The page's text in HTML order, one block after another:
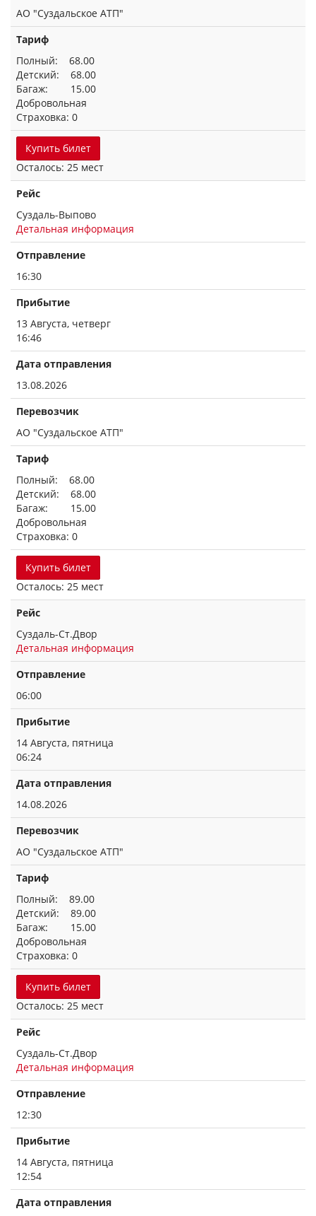
АО "Суздальское АТП"
Тариф
Полный: 68.00
Детский: 68.00
Багаж: 15.00
Добровольная
Страховка: 0
Купить билет
Осталось: 25 мест
Рейс
Суздаль-Выпово
Детальная информация
Отправление
16:30
Прибытие
13 Августа, четверг
16:46
Дата отправления
13.08.2026
Перевозчик
АО "Суздальское АТП"
Тариф
Полный: 68.00
Детский: 68.00
Багаж: 15.00
Добровольная
Страховка: 0
Купить билет
Осталось: 25 мест
Рейс
Суздаль-Ст.Двор
Детальная информация
Отправление
06:00
Прибытие
14 Августа, пятница
06:24
Дата отправления
14.08.2026
Перевозчик
АО "Суздальское АТП"
Тариф
Полный: 89.00
Детский: 89.00
Багаж: 15.00
Добровольная
Страховка: 0
Купить билет
Осталось: 25 мест
Рейс
Суздаль-Ст.Двор
Детальная информация
Отправление
12:30
Прибытие
14 Августа, пятница
12:54
Дата отправления